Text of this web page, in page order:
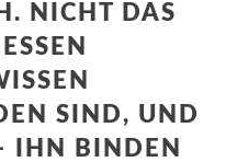
NICHT DAS
SIND, UND
IHN BINDEN